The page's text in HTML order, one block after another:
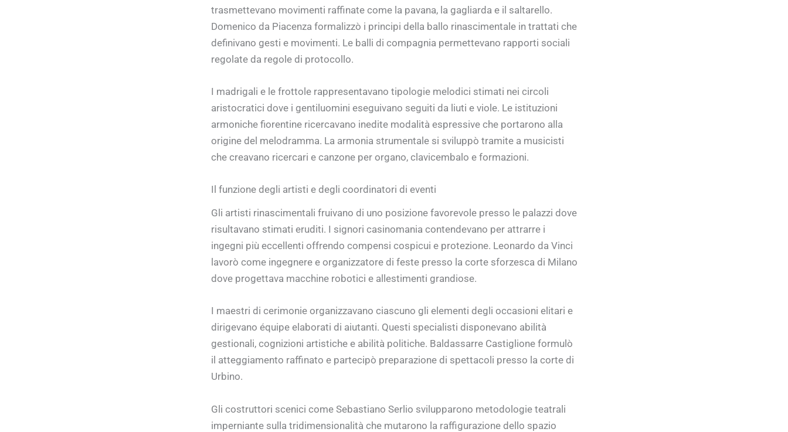
trasmettevano movimenti raffinate come la pavana, la gagliarda e il saltarello.
Domenico da Piacenza formalizzò i principi della ballo rinascimentale in trattati che
definivano gesti e movimenti. Le balli di compagnia permettevano rapporti sociali
regolate da regole di protocollo.
I madrigali e le frottole rappresentavano tipologie melodici stimati nei circoli
aristocratici dove i gentiluomini eseguivano seguiti da liuti e viole. Le istituzioni
armoniche fiorentine ricercavano inedite modalità espressive che portarono alla
origine del melodramma. La armonia strumentale si sviluppò tramite a musicisti
che creavano ricercari e canzone per organo, clavicembalo e formazioni.
Il funzione degli artisti e degli coordinatori di eventi
Gli artisti rinascimentali fruivano di uno posizione favorevole presso le palazzi dove
risultavano stimati eruditi. I signori casinomania contendevano per attrarre i
ingegni più eccellenti offrendo compensi cospicui e protezione. Leonardo da Vinci
lavorò come ingegnere e organizzatore di feste presso la corte sforzesca di Milano
dove progettava macchine robotici e allestimenti grandiose.
I maestri di cerimonie organizzavano ciascuno gli elementi degli occasioni elitari e
dirigevano équipe elaborati di aiutanti. Questi specialisti disponevano abilità
gestionali, cognizioni artistiche e abilità politiche. Baldassarre Castiglione formulò
il atteggiamento raffinato e partecipò preparazione di spettacoli presso la corte di
Urbino.
Gli costruttori scenici come Sebastiano Serlio svilupparono metodologie teatrali
imperniante sulla tridimensionalità che mutarono la raffigurazione dello spazio